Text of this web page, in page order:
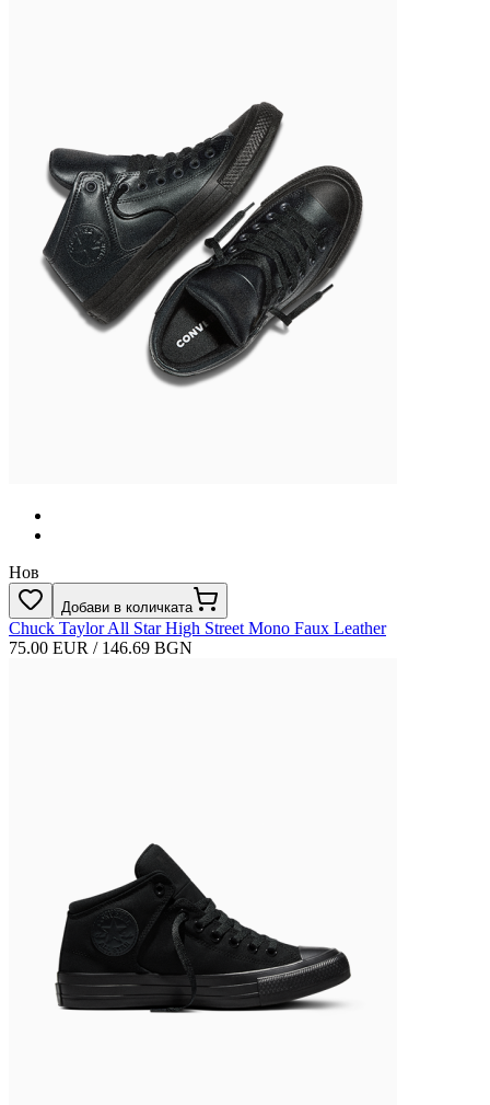
Нов
Добави в количката
Chuck Taylor All Star High Street Mono Faux Leather
75.00 EUR / 146.69 BGN